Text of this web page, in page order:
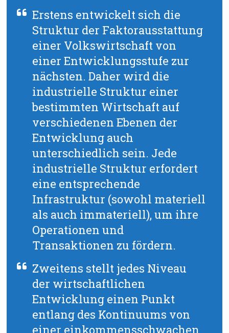
Erstens entwickelt sich die
Struktur der Faktorausstattung
einer Volkswirtschaft von
einer Entwicklungsstufe zur
nächsten. Daher wird die
industrielle Struktur einer
bestimmten Wirtschaft auf
verschiedenen Ebenen der
Entwicklung auch
unterschiedlich sein. Jede
industrielle Struktur erfordert
eine entsprechende
Infrastruktur (sowohl materiell
als auch immateriell), um ihre
Operationen und
Transaktionen zu fördern.
Zweitens stellt jedes Niveau
der wirtschaftlichen
Entwicklung einen Punkt
entlang des Kontinuums von
einer einkommensschwachen